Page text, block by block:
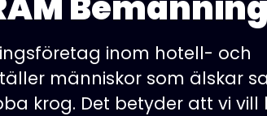
inom hotell- och
människor som älskar
krog. Det betyder att vi